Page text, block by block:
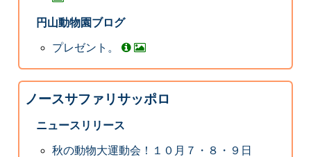
円山動物園ブログ
プレゼント。
ノースサファリサッポロ
ニュースリリース
秋の動物大運動会！１０月７・８・９日